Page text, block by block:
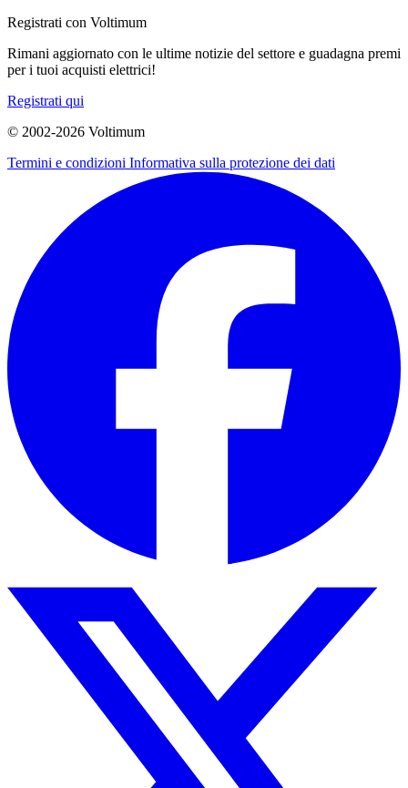
Registrati con Voltimum
Rimani aggiornato con le ultime notizie del settore e guadagna premi
per i tuoi acquisti elettrici!
Registrati qui
© 2002-2026 Voltimum
Termini e condizioni Informativa sulla protezione dei dati